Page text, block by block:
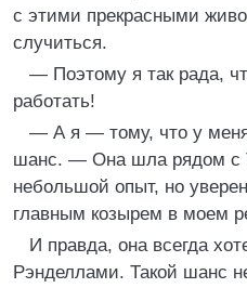
с этими прекрасными
случиться.
— Поэтому я так рада,
работать!
— А я — тому, что у
шанс. — Она шла рядом с
небольшой опыт, но
главным козырем в моем
И правда, она всегда
Рэнделлами. Такой шанс